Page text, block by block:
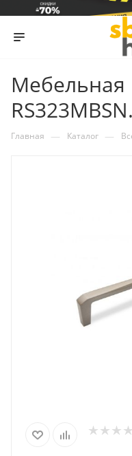
Мебельная
Главная — Каталог —